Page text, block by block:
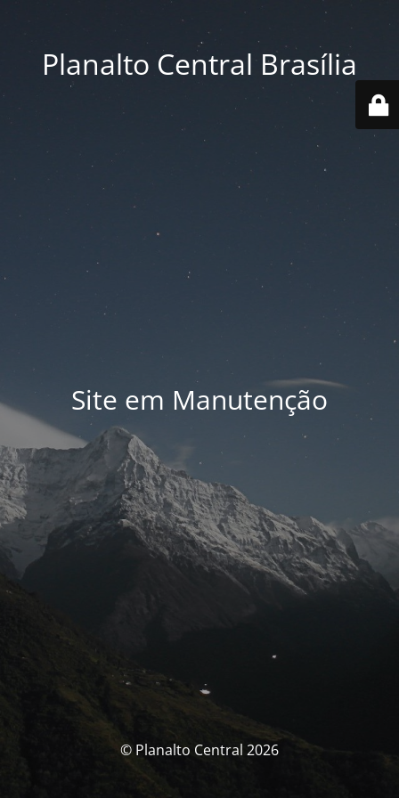
Planalto Central Brasília
Site em Manutenção
© Planalto Central 2026